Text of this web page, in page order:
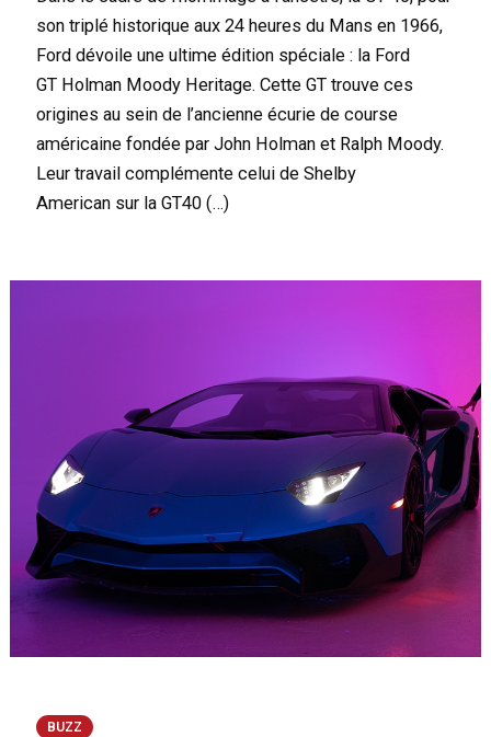
son triplé historique aux 24 heures du Mans en 1966,
Ford dévoile une ultime édition spéciale : la Ford
GT Holman Moody Heritage. Cette GT trouve ces
origines au sein de l’ancienne écurie de course
américaine fondée par John Holman et Ralph Moody.
Leur travail complémente celui de Shelby
American sur la GT40 (…)
BUZZ